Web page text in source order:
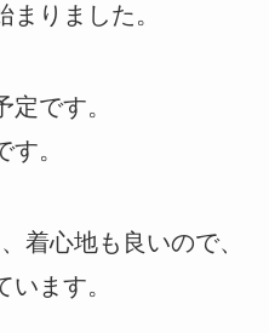
りました。
です。
。
着心地も良いので、
ます。